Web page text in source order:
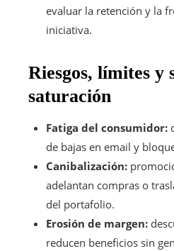
evaluar la retención y la
iniciativa.
Riesgos, límites y
saturación
Fatiga del consumidor:
de bajas en email y
Canibalización:
adelantan compras o
del portafolio.
Erosión de margen:
reducen beneficios sin